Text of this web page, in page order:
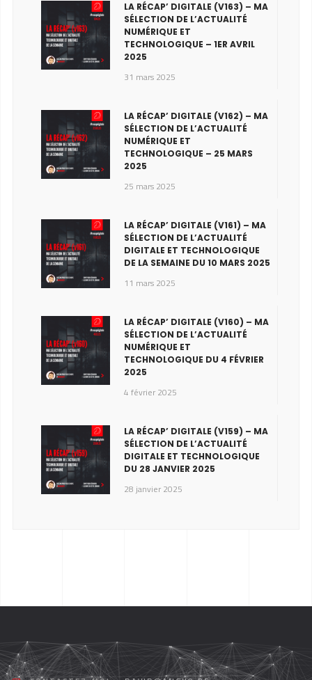
LA RÉCAP’ DIGITALE (V163) – MA
SÉLECTION DE L’ACTUALITÉ
NUMÉRIQUE ET
TECHNOLOGIQUE – 1ER AVRIL
2025
31 mars 2025
LA RÉCAP’ DIGITALE (V162) – MA
SÉLECTION DE L’ACTUALITÉ
NUMÉRIQUE ET
TECHNOLOGIQUE – 25 MARS
2025
25 mars 2025
LA RÉCAP’ DIGITALE (V161) – MA
SÉLECTION DE L’ACTUALITÉ
DIGITALE ET TECHNOLOGIQUE
DE LA SEMAINE DU 10 MARS 2025
11 mars 2025
LA RÉCAP’ DIGITALE (V160) – MA
SÉLECTION DE L’ACTUALITÉ
NUMÉRIQUE ET
TECHNOLOGIQUE DU 4 FÉVRIER
2025
4 février 2025
LA RÉCAP’ DIGITALE (V159) – MA
SÉLECTION DE L’ACTUALITÉ
DIGITALE ET TECHNOLOGIQUE
DU 28 JANVIER 2025
28 janvier 2025